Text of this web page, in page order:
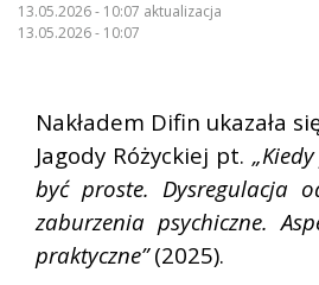
13.05.2026 - 10:07 aktualizacja
13.05.2026 - 10:07
Nakładem Difin ukazała
Jagody Różyckiej pt.
być proste. Dysregulacja
zaburzenia psychiczne.
praktyczne”(2025).